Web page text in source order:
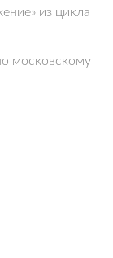
из цикла
московскому